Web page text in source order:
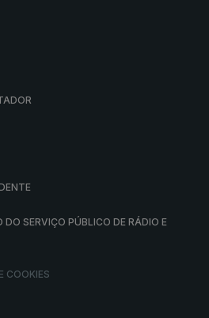
SERVIÇO PÚBLICO DE RÁDIO E
COOKIES